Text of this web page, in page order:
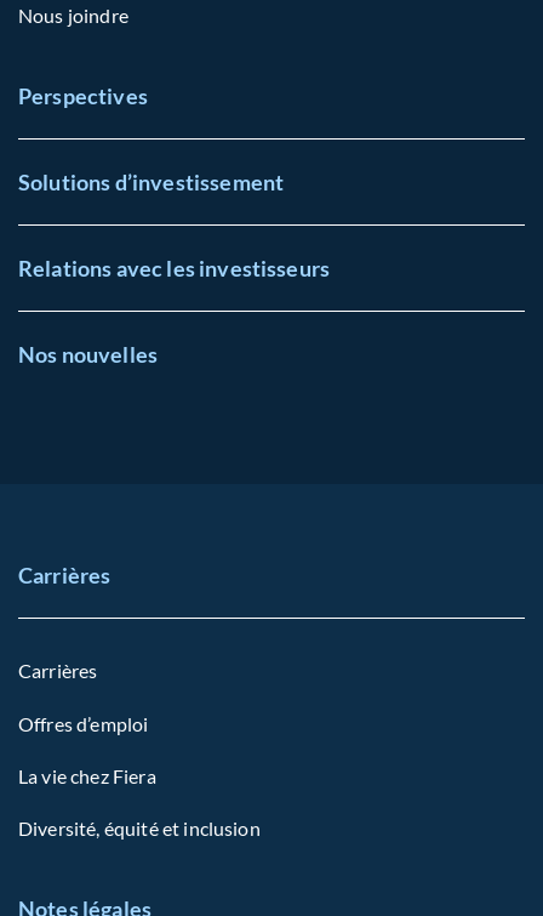
Nous joindre
Perspectives
Solutions d’investissement
Relations avec les investisseurs
Nos nouvelles
Carrières
Carrières
Offres d’emploi
La vie chez Fiera
Diversité, équité et inclusion
Notes légales